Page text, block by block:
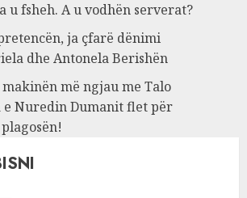
u fsheh. A u vodhën serverat?
ja çfarë dënimi
dhe Antonela Berishën
më ngjau me Talo
e Nuredin Dumanit flet për
plagosën!